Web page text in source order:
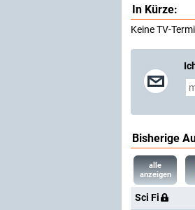
In Kürze:
Keine TV-
Bisherige
alle
anzeigen
Sci Fi